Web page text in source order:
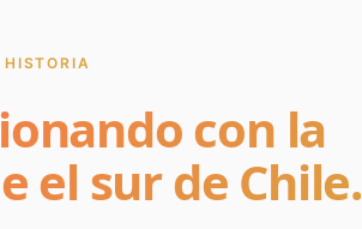
HISTORIA
con la
el sur de Chile.